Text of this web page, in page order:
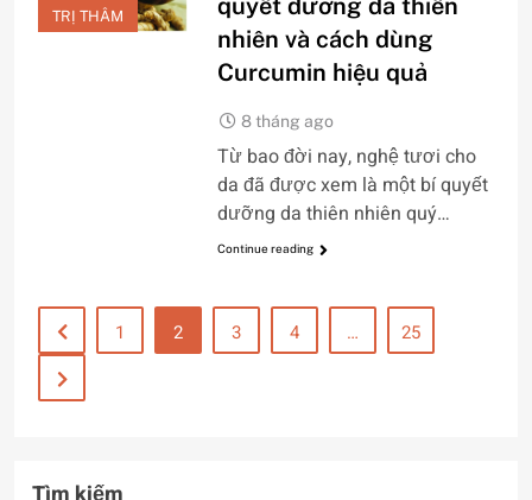
TRỊ THÂM
quyết dưỡng da thiên
nhiên và cách dùng
Curcumin hiệu quả
8 tháng ago
Từ bao đời nay, nghệ tươi cho
da đã được xem là một bí quyết
dưỡng da thiên nhiên quý…
Continue reading
1 2 3 4 … 25